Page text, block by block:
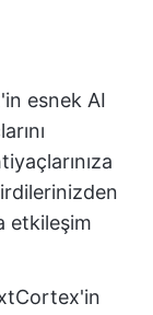
esnek AI
etkileşim